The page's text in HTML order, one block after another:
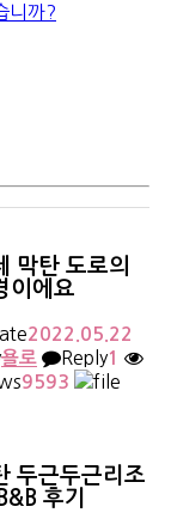
니까?
막탄 도로의
이에요
2022.05.22
욜로 Reply1
9593
두근두근리조
후기